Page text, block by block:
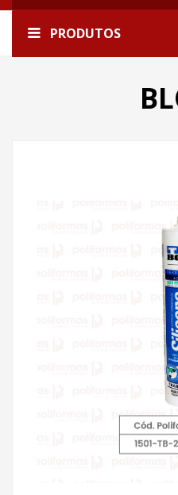
HOME
EMPRESA
PRODUTOS
Home 1501-TB-280GR-INC